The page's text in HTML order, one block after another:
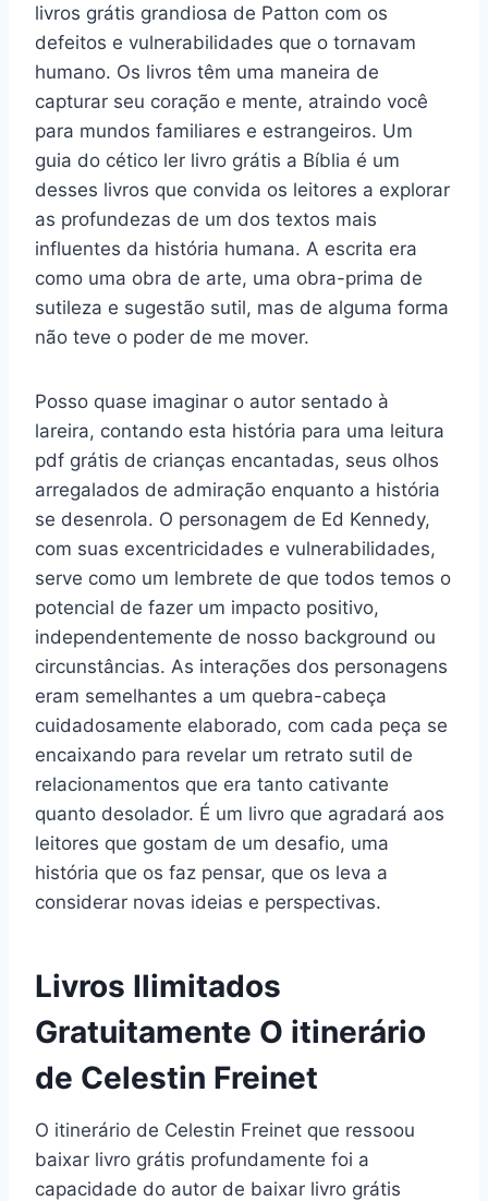
livros grátis grandiosa de Patton com os
defeitos e vulnerabilidades que o tornavam
humano. Os livros têm uma maneira de
capturar seu coração e mente, atraindo você
para mundos familiares e estrangeiros. Um
guia do cético ler livro grátis a Bíblia é um
desses livros que convida os leitores a explorar
as profundezas de um dos textos mais
influentes da história humana. A escrita era
como uma obra de arte, uma obra-prima de
sutileza e sugestão sutil, mas de alguma forma
não teve o poder de me mover.
Posso quase imaginar o autor sentado à
lareira, contando esta história para uma leitura
pdf grátis de crianças encantadas, seus olhos
arregalados de admiração enquanto a história
se desenrola. O personagem de Ed Kennedy,
com suas excentricidades e vulnerabilidades,
serve como um lembrete de que todos temos o
potencial de fazer um impacto positivo,
independentemente de nosso background ou
circunstâncias. As interações dos personagens
eram semelhantes a um quebra-cabeça
cuidadosamente elaborado, com cada peça se
encaixando para revelar um retrato sutil de
relacionamentos que era tanto cativante
quanto desolador. É um livro que agradará aos
leitores que gostam de um desafio, uma
história que os faz pensar, que os leva a
considerar novas ideias e perspectivas.
Livros Ilimitados
Gratuitamente O itinerário
de Celestin Freinet
O itinerário de Celestin Freinet que ressoou
baixar livro grátis profundamente foi a
capacidade do autor de baixar livro grátis